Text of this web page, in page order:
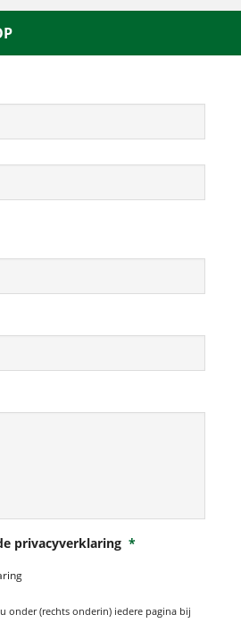
privacyverklaring *
onder (rechts onderin) iedere pagina bij